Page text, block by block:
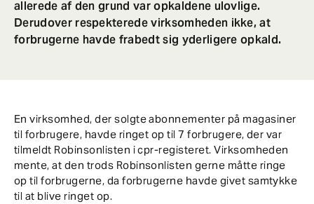
allerede af den grund var opkaldene ulovlige.
Derudover respekterede virksomheden ikke, at
forbrugerne havde frabedt sig yderligere opkald.
En virksomhed, der solgte abonnementer på magasiner
til forbrugere, havde ringet op til 7 forbrugere, der var
tilmeldt Robinsonlisten i cpr-registeret. Virksomheden
mente, at den trods Robinsonlisten gerne måtte ringe
op til forbrugerne, da forbrugerne havde givet samtykke
til at blive ringet op.